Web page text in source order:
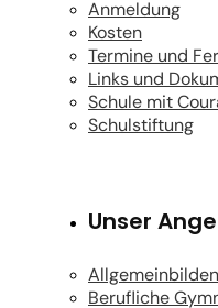
Anmeldung
Kosten
Termine und
Links und
Schule mit
Schulstiftung
Unser
Berufliche